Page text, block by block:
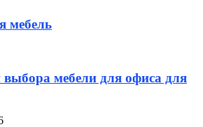
мебель
выбора мебели для офиса для